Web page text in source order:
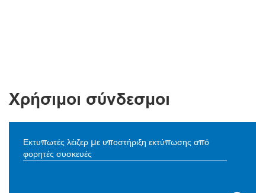
Χρήσιμοι σύνδεσμοι
Εκτυπωτές λέιζερ με υποστήριξη εκτύπωσης από
φορητές συσκευές